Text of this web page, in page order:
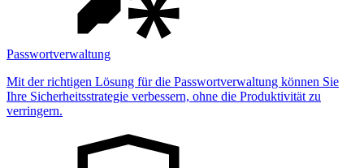
Passwortverwaltung
Mit der richtigen Lösung für die Passwortverwaltung können Sie
Ihre Sicherheitsstrategie verbessern, ohne die Produktivität zu
verringern.